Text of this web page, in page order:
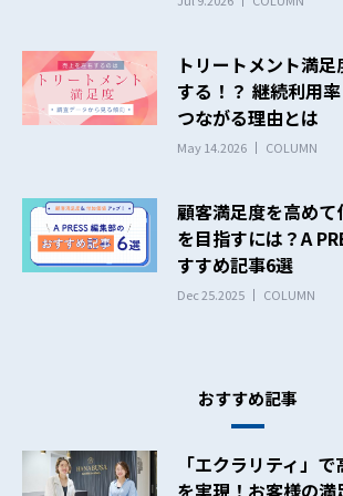
トリートメント満
する！？ 継続利用
つながる理由とは
May 14.2026 COLUMN
顧客満足度を高め
を目指すには？A
すすめ記事6選
Dec 25.2025 COLUMN
おすすめ記事
「エクラリティ」
を実現！お客様の